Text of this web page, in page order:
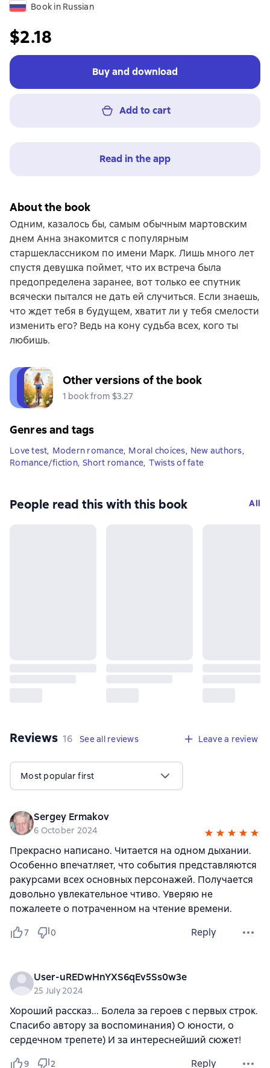
Book in Russian
$2.18
Buy and download
Add to cart
Read in the app
About the book
Одним, казалось бы, самым обычным мартовским
днем Анна знакомится с популярным
старшеклассником по имени Марк. Лишь много лет
спустя девушка поймет, что их встреча была
предопределена заранее, вот только ее спутник
всячески пытался не дать ей случиться. Если знаешь,
что ждет тебя в будущем, хватит ли у тебя смелости
изменить его? Ведь на кону судьба всех, кого ты
любишь.
Other versions of the book
1 book from $3.27
Genres and tags
Love test, Modern romance, Moral choices, New authors,
Romance/fiction, Short romance, Twists of fate
People read this with this book All
Reviews 16 reviews
16 See all reviews Leave a review
Most popular first
Sergey Ermakov
6 October 2024
Прекрасно написано. Читается на одном дыхании.
Особенно впечатляет, что события представляются
ракурсами всех основных персонажей. Получается
довольно увлекательное чтиво. Уверяю не
пожалеете о потраченном на чтение времени.
7 0 Reply
User-uREDwHnYXS6qEv5Ss0w3e
25 July 2024
Хороший рассказ... Болела за героев с первых строк.
Спасибо автору за воспоминания) О юности, о
сердечном трепете) И за интереснейший сюжет!
9 2 Reply